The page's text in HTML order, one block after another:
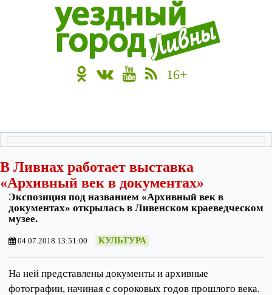
16+
В Ливнах работает выставка
«Архивный век в документах»
Экспозиция под названием «Архивный век в
документах» открылась в Ливенском краеведческом
музее.
04.07.2018 13:51:00 КУЛЬТУРА
На ней представлены документы и архивные
фотографии, начиная с сороковых годов прошлого века.